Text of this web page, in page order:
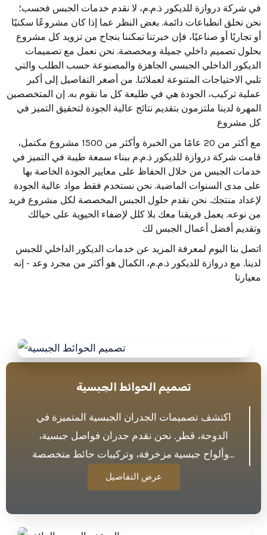
في شركة دروازة للديكور ذ.م.م، لا نقدم خدمات الجبس فحسب؛
نحن نخلق انطباعات دائمة. بغض النظر عما إذا كان مشروعًا سكنيًا
أو تجاريًا أو صناعيًا، فإن خبرتنا تمكننا بنجاح من تزويد كل مشروع
بحلول تصميم داخلي جميلة ومخصصة. نحن نعمل مع تصميمات
الديكور الداخلي الجبسي الجاهزة والمصنوعة حسب الطلب والتي
تلبي الاحتياجات المتنوعة لعملائنا. من أصغر التفاصيل إلى أكبر
عملية تركيب، الجودة هي في طليعة كل ما نقوم به. إن المتخصصين
المهرة لدينا ملتزمون بتقديم نتائج عالية الجودة لتحقيق التميز في
كل مشروع
مع أكثر من 20 عامًا من الخبرة وأكثر من 1500 مشروع مكتمل،
قامت شركة دروازة للديكور ذ.م.م ببناء سمعة طيبة في التميز في
خدمات الجبس من خلال الحفاظ على معايير الجودة الخاصة بها
على مدى السنوات الماضية. نحن نستخدم فقط مواد عالية الجودة
لإعداد منتجك. نحن نقدم حلول الجبس المخصصة لكل مشروع فريد
من نوعه. يعمل فريقنا معك بلا كلل لإضفاء الحيوية على خيالك
وتقديم أفضل أعمال الجبس لك
اتصل بنا اليوم لمعرفة المزيد عن خدمات الديكور الداخلي للجبس
لدينا. مع دروازة للديكور ذ.م.م، الكمال هو أكثر من مجرد وعد - إنه
معيارنا
تصميم الحوائط الجبسية
اكتشف تصميمات الجدران الجبسية المتميزة في
الدوحة، قطر. نحن نقدم جدران فواصل جبسية،
وألواح جبسية مزخرفة، وتركيبات حائط متخصصة…
عرض التفاصيل